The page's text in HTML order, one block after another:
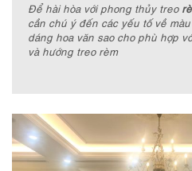
Để hài hòa với phong thủy treo
cần chú ý đến các yếu tố về
dáng hoa văn sao cho phù hợp
và hướng treo rèm